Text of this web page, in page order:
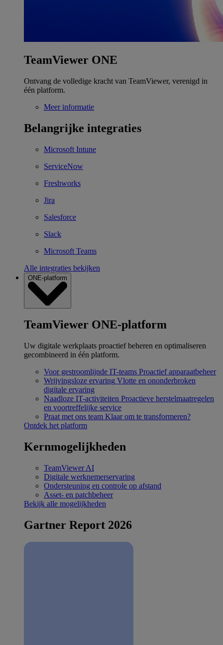
TeamViewer ONE
Ontvang de volledige kracht van TeamViewer, verenigd in
één platform.
Meer informatie
Belangrijke integraties
Microsoft Intune
ServiceNow
Freshworks
Jira
Salesforce
Slack
Microsoft Teams
Alle integraties bekijken
ONE-platform
TeamViewer ONE-platform
Uw digitale werkplaats proactief beheren en optimaliseren
gecombineerd in één platform.
Voor gestroomlijnde IT-teams Proactief apparaatbeheer
Wrijvingsloze ervaring Vlotte en ononderbroken
digitale ervaring
Naadloze IT-activiteiten Proactieve herstelmaatregelen
en voortreffelijke service
Praat met ons team Klaar om te transformeren?
Ontdek het platform
Kernmogelijkheden
TeamViewer AI
Digitale werknemerservaring
Ondersteuning en controle op afstand
Asset- en patchbeheer
Bekijk alle mogelijkheden
Gartner Report 2026